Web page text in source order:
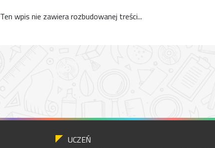
Ten wpis nie zawiera rozbudowanej treści...
UCZEŃ